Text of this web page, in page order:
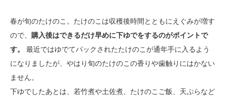
春が旬のたけのこ。たけのこは収穫後時間とともにえぐみが増す
ので、
購入後はできるだけ早めに下ゆでをするのがポイントで
す。
最近ではゆでてパックされたたけのこが通年手に入るよう
になりましたが、やはり旬のたけのこの香りや歯触りにはかない
ません。
下ゆでしたあとは、若竹煮や土佐煮、たけのこご飯、天ぷらなど